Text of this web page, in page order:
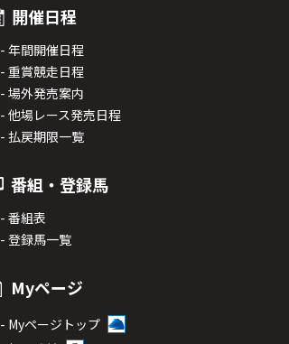
開催日程
- 年間開催日程
- 重賞競走日程
- 場外発売案内
- 他場レース発売日程
- 払戻期限一覧
番組・登録馬
- 番組表
- 登録馬一覧
Myページ
- Myページトップ